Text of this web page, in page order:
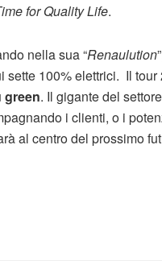
for Quality Life.
nella sua “Renaulution
100% elettrici. Il
green. Il gigante del
i clienti, o i
al centro del prossimo